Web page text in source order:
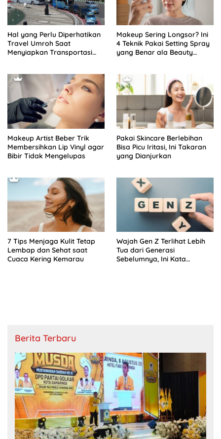
Hal yang Perlu Diperhatikan
Travel Umroh Saat
Menyiapkan Transportasi
Makeup Sering Longsor? Ini
4 Teknik Pakai Setting Spray
yang Benar ala Beauty
Makeup Artist Beber Trik
Membersihkan Lip Vinyl agar
Bibir Tidak Mengelupas
Pakai Skincare Berlebihan
Bisa Picu Iritasi, Ini Takaran
yang Dianjurkan
7 Tips Menjaga Kulit Tetap
Lembap dan Sehat saat
Cuaca Kering Kemarau
Wajah Gen Z Terlihat Lebih
Tua dari Generasi
Sebelumnya, Ini Kata
Berita Terbaru